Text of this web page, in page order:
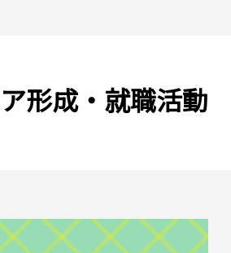
形成・就職活動